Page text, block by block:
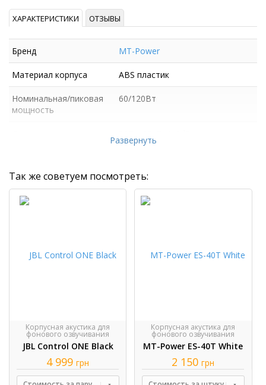
ХАРАКТЕРИСТИКИ ОТЗЫВЫ
Бренд MT-Power
Материал корпуса ABS пластик
Номинальная/пиковая
мощность
60/120Вт
Развернуть
Так же советуем посмотреть:
Корпусная акустика для
фонового озвучивания
JBL Control ONE Black
4 999 грн
Корпусная акустика для
фонового озвучивания
MT-Power ES-40Т White
2 150 грн